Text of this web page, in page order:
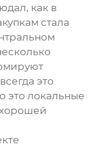
как в
стала
это
это локальные